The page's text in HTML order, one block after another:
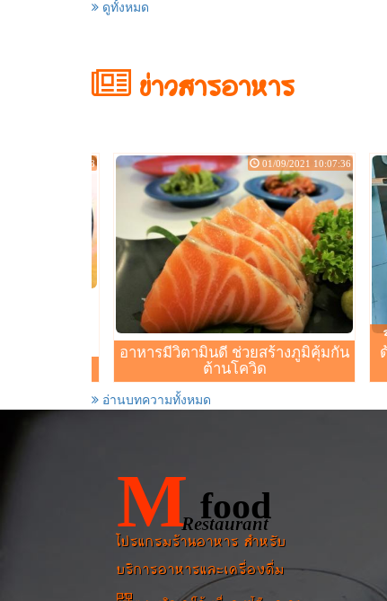
ดูทั้งหมด
ข่าวสารอาหาร
04/01/2022 13:32:08
อาหารมีวิตามินดี ช่วยสร้างภูมิคุ้มกัน
ต้านโควิด
01/09/2021 10:07:36
อ่านบทความทั้งหมด
M food
Restaurant
โปรแกรมร้านอาหาร สำหรับ
บริการอาหารและเครื่องดื่ม